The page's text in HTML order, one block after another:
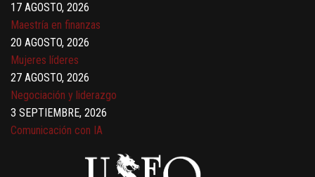
17 AGOSTO, 2026
Maestría en finanzas
20 AGOSTO, 2026
Mujeres líderes
27 AGOSTO, 2026
Negociación y liderazgo
3 SEPTIEMBRE, 2026
Comunicación con IA
Gobernanza de datos